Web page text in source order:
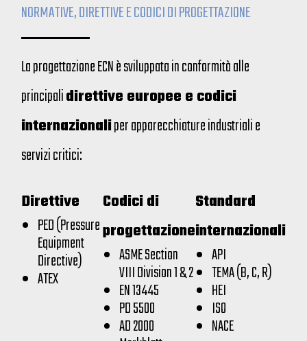
NORMATIVE, DIRETTIVE E CODICI DI PROGETTAZIONE
La progettazione ECN è sviluppata in conformità alle
principalidirettive europee e codici
internazionaliper apparecchiature industriali e
servizi critici:
Direttive
PED (Pressure
Equipment
Directive)
ATEX
Codici di
progettazione
ASME Section
VIII Division 1 & 2
EN 13445
PD 5500
AD 2000
Standard
internazionali
API
TEMA (B, C, R)
HEI
ISO
NACE